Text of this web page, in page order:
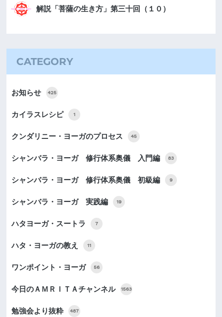
解説「菩薩の生き方」第三十回（１０）
CATEGORY
お知らせ 425
カイラスレシピ 1
クンダリニー・ヨーガのプロセス 45
シャンバラ・ヨーガ 修行体系奥儀 入門編 83
シャンバラ・ヨーガ 修行体系奥儀 初級編 9
シャンバラ・ヨーガ 実践編 19
ハタヨーガ・スートラ 7
ハタ・ヨーガの教え 11
ワンポイント・ヨーガ 56
今日のＡＭＲＩＴＡチャンネル 1563
勉強会より抜粋 487